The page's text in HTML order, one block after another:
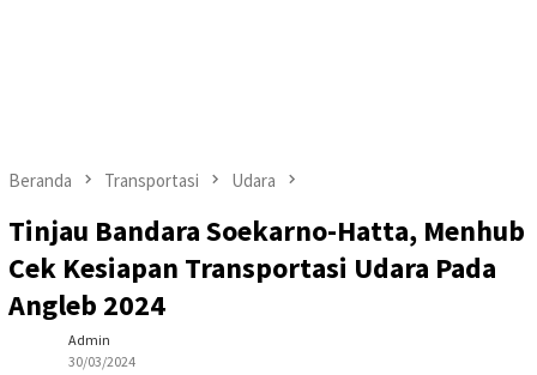
Beranda Transportasi Udara
Tinjau Bandara Soekarno-Hatta, Menhub
Cek Kesiapan Transportasi Udara Pada
Angleb 2024
Admin
30/03/2024